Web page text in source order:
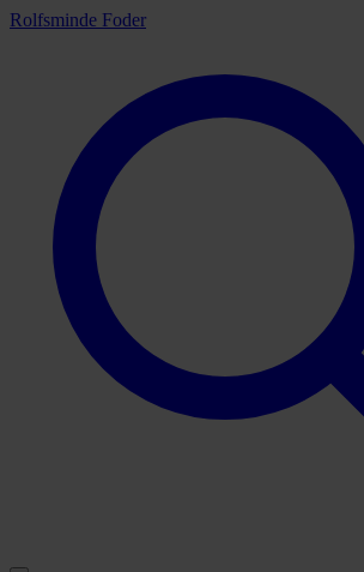
Rolfsminde Foder